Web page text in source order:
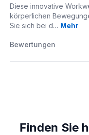
Diese innovative
körperlichen
Sie sich bei d… Mehr
Bewertungen
Finden Sie